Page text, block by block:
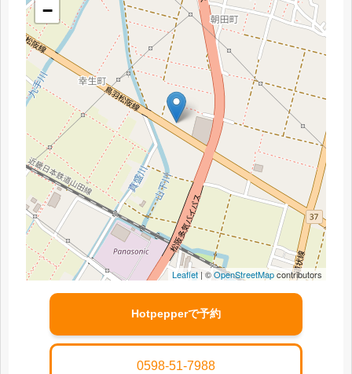
−
Leaflet | ©OpenStreetMapcontributors
Hotpepperで予約
0598-51-7988